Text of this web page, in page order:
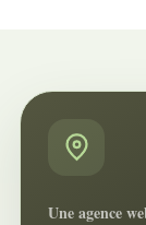
Une agence